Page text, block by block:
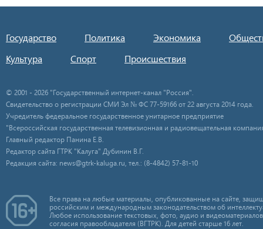
Государство Политика Экономика
Культура
Спорт Происшествия
© 2001 - 2026 "Государственный интернет-канал "Россия".
Свидетельство о регистрации СМИ Эл № ФС 77-59166 от 22 августа 2014 года.
Учредитель федеральное государственное унитарное предприятие
"Всероссийская государственная телевизионная и радиовещательная
Главный редактор Панина Е.В.
Редактор сайта ГТРК "Калуга" Дубинин В.Г.
Редакция сайта: news@gtrk-kaluga.ru, тел.: (8-4842) 57-81-10
Все права на любые материалы, опубликованные на сайте,
российским и международным законодательством об
Любое использование текстовых, фото, аудио и
согласия правообладателя (ВГТРК). Для детей старше 16 лет.